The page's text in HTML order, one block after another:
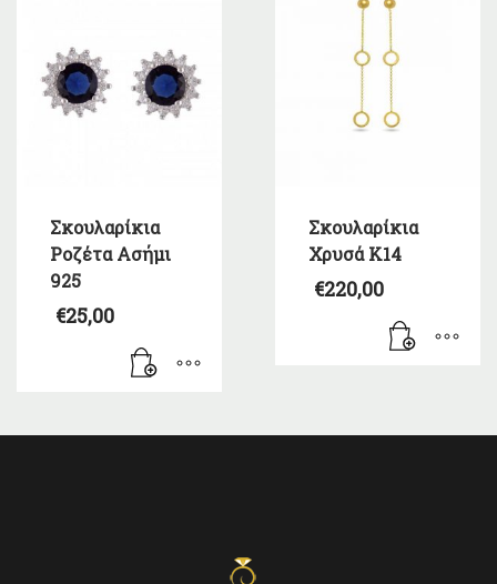
Σκουλαρίκια
Ροζέτα Ασήμι
925
€25,00
Σκουλαρίκια
Χρυσά Κ14
€220,00